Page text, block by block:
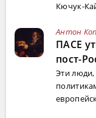
Кючук-
Антон
ПАСЕ
пост-
Эти